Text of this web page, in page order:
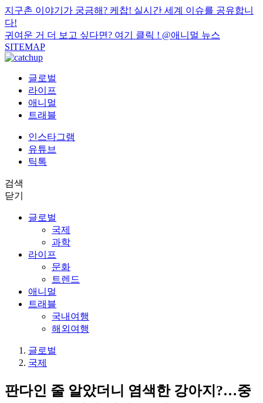
지구촌 이야기가 궁금해? 케찹! 실시간 세계 이슈를 공유합니
다!
귀여운 거 더 보고 싶다면? 여기 클릭 ! @애니멀 뉴스
SITEMAP
글로벌
라이프
애니멀
트래블
인스타그램
유튜브
틱톡
검색
닫기
글로벌
국제
과학
라이프
문화
트렌드
애니멀
트래블
국내여행
해외여행
글로벌
국제
판다인 줄 알았더니 염색한 강아지?…중